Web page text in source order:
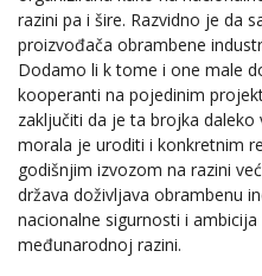
razini pa i šire. Razvidno je da
proizvođača obrambene
Dodamo li k tome i one male
kooperanti na pojedinim
zaključiti da je ta brojka daleko
morala je uroditi i konkretnim
godišnjim izvozom na razini
država doživljava obrambenu
nacionalne sigurnosti i
međunarodnoj razini.